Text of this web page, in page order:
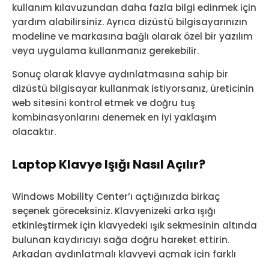
kullanım kılavuzundan daha fazla bilgi edinmek için
yardım alabilirsiniz. Ayrıca dizüstü bilgisayarınızın
modeline ve markasına bağlı olarak özel bir yazılım
veya uygulama kullanmanız gerekebilir.
Sonuç olarak klavye aydınlatmasına sahip bir
dizüstü bilgisayar kullanmak istiyorsanız, üreticinin
web sitesini kontrol etmek ve doğru tuş
kombinasyonlarını denemek en iyi yaklaşım
olacaktır.
Laptop Klavye Işığı Nasıl Açılır?
Windows Mobility Center’ı açtığınızda birkaç
seçenek göreceksiniz. Klavyenizeki arka ışığı
etkinleştirmek için klavyedeki ışık sekmesinin altında
bulunan kaydırıcıyı sağa doğru hareket ettirin.
Arkadan aydınlatmalı klavyeyi açmak için farklı